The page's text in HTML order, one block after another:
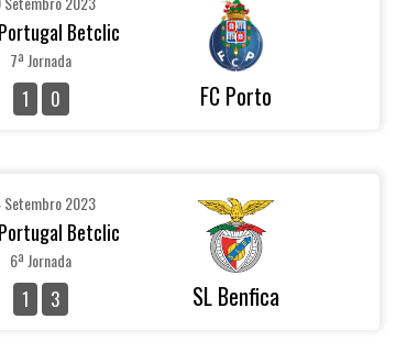
Betclic
7ª Jornada
1 0 FC Porto
Setembro 2023
Betclic
6ª Jornada
1 3 SL Benfica